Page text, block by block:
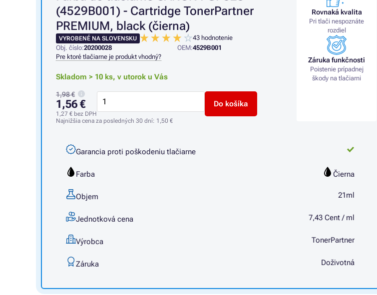
Rovnaká kvalita
Pri tlači nespoznáte
rozdiel
Záruka funkčnosti
Poistenie prípadnej
škody na tlačiarni
(4529B001) - Cartridge TonerPartner
PREMIUM, black (čierna)
VYROBENÉ NA SLOVENSKU
43 hodnotenie
Obj. číslo:20200028 OEM:4529B001
Pre ktoré tlačiarne je produkt vhodný?
Skladom > 10 ks, v utorok u Vás
1,98 €
1,56 €
1,27 € bez DPH
Do košíka
Najnižšia cena za posledných 30 dní: 1,50 €
Garancia proti poškodeniu tlačiarne
Farba Čierna
Objem 21ml
Jednotková cena 7,43 Cent / ml
Výrobca TonerPartner
Záruka Doživotná